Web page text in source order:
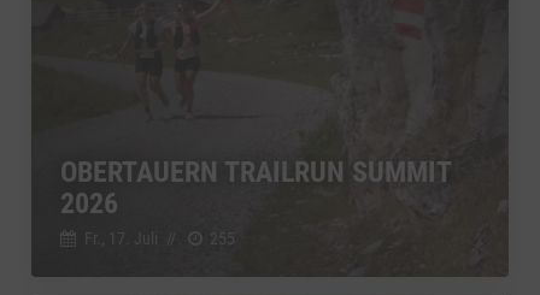
OBERTAUERN TRAILRUN SUMMIT
2026
Fr., 17. Juli // 255